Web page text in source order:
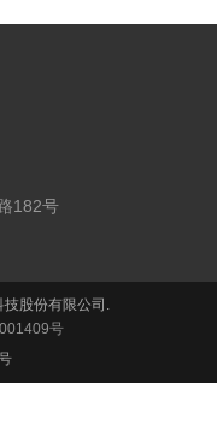
182号
股份有限公司.
号